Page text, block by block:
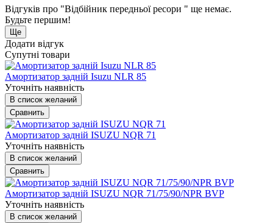
Відгуків про "Відбійник передньої ресори " ще немає.
Будьте першим!
Ще
Додати відгук
Супутні товари
Амортизатор задній Isuzu NLR 85
Уточніть наявність
В список желаний
Сравнить
Амортизатор задній ISUZU NQR 71
Уточніть наявність
В список желаний
Сравнить
Амортизатор задній ISUZU NQR 71/75/90/NPR BVP
Уточніть наявність
В список желаний